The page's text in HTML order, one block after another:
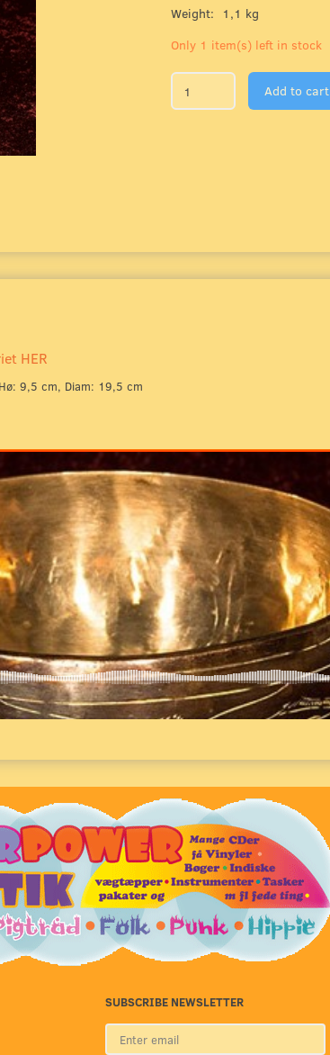
Weight:
1,1 kg
Only 1 item(s) left in stock
Add to cart
HER
9,5 cm, Diam: 19,5 cm
SUBSCRIBE NEWSLETTER
Enter
email